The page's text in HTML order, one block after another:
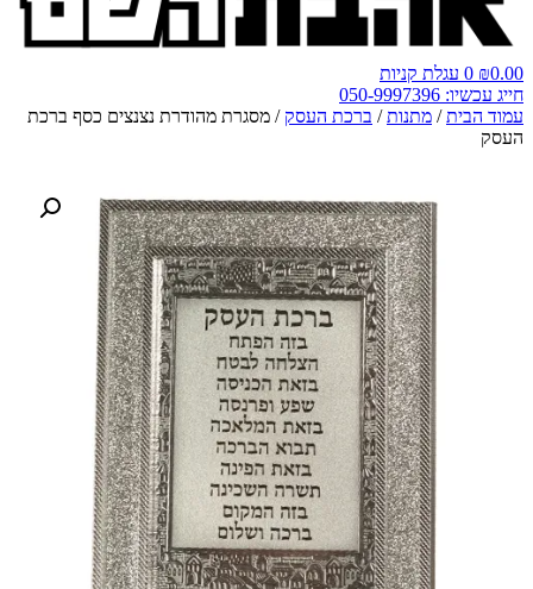
₪0.00
0 עגלת קניות
חייג עכשיו: 050-9997396
עמוד הבית/ מתנות/ ברכת העסק / מסגרת מהודרת נצנצים כסף ברכת
העסק